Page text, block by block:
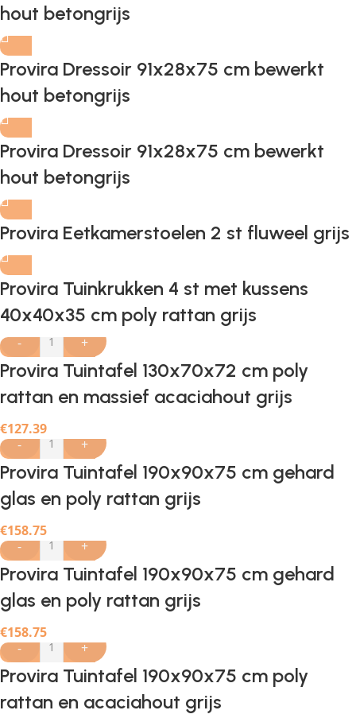
hout betongrijs
Provira Dressoir 91x28x75 cm bewerkt
hout betongrijs
Provira Dressoir 91x28x75 cm bewerkt
hout betongrijs
Provira Eetkamerstoelen 2 st fluweel grijs
Provira Tuinkrukken 4 st met kussens
40x40x35 cm poly rattan grijs
- +
Provira Tuintafel 130x70x72 cm poly
rattan en massief acaciahout grijs
€127.39
-
+
Provira Tuintafel 190x90x75 cm gehard
glas en poly rattan grijs
€158.75
-
+
Provira Tuintafel 190x90x75 cm gehard
glas en poly rattan grijs
€158.75
-
+
Provira Tuintafel 190x90x75 cm poly
rattan en acaciahout grijs